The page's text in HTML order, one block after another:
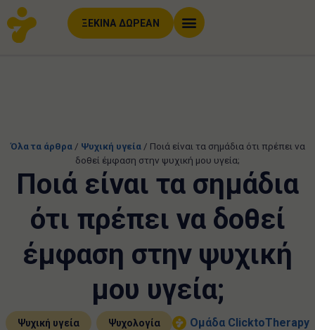
ΞΕΚΙΝΑ ΔΩΡΕΑΝ
Όλα τα άρθρα/ Ψυχική υγεία/ Ποιά είναι τα σημάδια ότι πρέπει να
δοθεί έμφαση στην ψυχική μου υγεία;
Ποιά είναι τα σημάδια
ότι πρέπει να δοθεί
έμφαση στην ψυχική
μου υγεία;
Ψυχική υγεία Ψυχολογία Ομάδα ClicktoTherapy